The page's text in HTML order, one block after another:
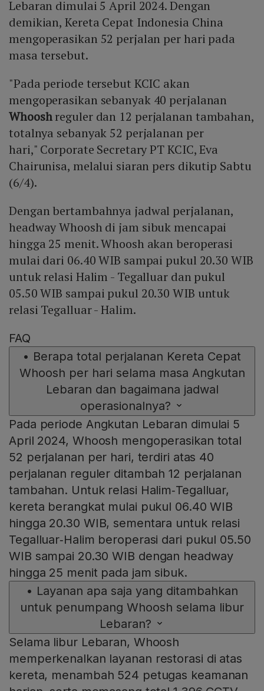
Lebaran dimulai 5 April 2024. Dengan
demikian, Kereta Cepat Indonesia China
mengoperasikan 52 perjalan per hari pada
masa tersebut.
"Pada periode tersebut KCIC akan
mengoperasikan sebanyak 40 perjalanan
Whooshreguler dan 12 perjalanan tambahan,
totalnya sebanyak 52 perjalanan per
hari," Corporate Secretary PT KCIC, Eva
Chairunisa, melalui siaran pers dikutip Sabtu
(6/4).
Dengan bertambahnya jadwal perjalanan,
headway Whoosh di jam sibuk mencapai
hingga 25 menit. Whoosh akan beroperasi
mulai dari 06.40 WIB sampai pukul 20.30 WIB
untuk relasi Halim - Tegalluar dan pukul
05.50 WIB sampai pukul 20.30 WIB untuk
relasi Tegalluar - Halim.
FAQ
• Berapa total perjalanan Kereta Cepat
Whoosh per hari selama masa Angkutan
Lebaran dan bagaimana jadwal
operasionalnya?
Pada periode Angkutan Lebaran dimulai 5
April 2024, Whoosh mengoperasikan total
52 perjalanan per hari, terdiri atas 40
perjalanan reguler ditambah 12 perjalanan
tambahan. Untuk relasi Halim‑Tegalluar,
kereta berangkat mulai pukul 06.40 WIB
hingga 20.30 WIB, sementara untuk relasi
Tegalluar‑Halim beroperasi dari pukul 05.50
WIB sampai 20.30 WIB dengan headway
hingga 25 menit pada jam sibuk.
• Layanan apa saja yang ditambahkan
untuk penumpang Whoosh selama libur
Lebaran?
Selama libur Lebaran, Whoosh
memperkenalkan layanan restorasi di atas
kereta, menambah 524 petugas keamanan